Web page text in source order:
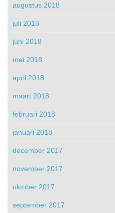
augustus 2018
juli 2018
juni 2018
mei 2018
april 2018
maart 2018
februari 2018
januari 2018
december 2017
november 2017
oktober 2017
september 2017